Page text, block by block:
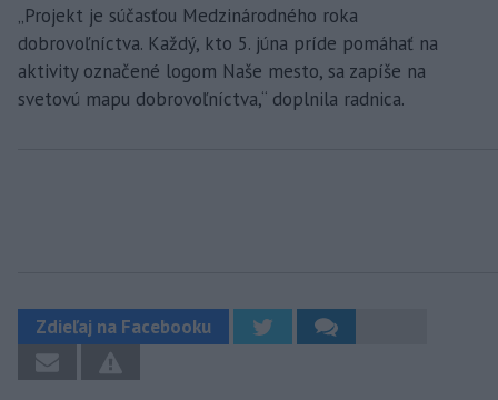
„Projekt je súčasťou Medzinárodného roka
dobrovoľníctva. Každý, kto 5. júna príde pomáhať na
aktivity označené logom Naše mesto, sa zapíše na
svetovú mapu dobrovoľníctva,“ doplnila radnica.
Zdieľaj na Facebooku